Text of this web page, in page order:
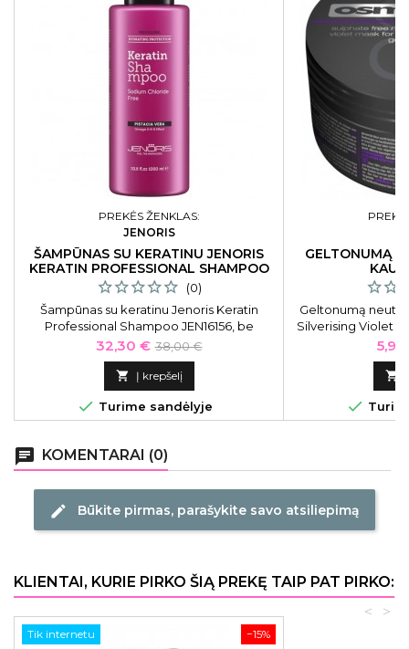
PREKĖS ŽENKLAS:
JENORIS
ŠAMPŪNAS SU KERATINU JENORIS
KERATIN PROFESSIONAL SHAMPOO
1000 ML
(0)
Šampūnas su keratinu Jenoris Keratin
Professional Shampoo JEN16156, be
druskų, 1000 ml
Kaina
32,30 € Bazinė
kaina
38,00 €
 Į krepšelį
 Turime sandėlyje
GELTONUMĄ
Geltonumą
Silverising Violet
5,95


chat KOMENTARAI (0)
edit Būkite pirmas, parašykite savo atsiliepimą
KLIENTAI, KURIE PIRKO ŠIĄ PREKĘ TAIP PAT PIRKO:
>
<
−15%
Tik internetu